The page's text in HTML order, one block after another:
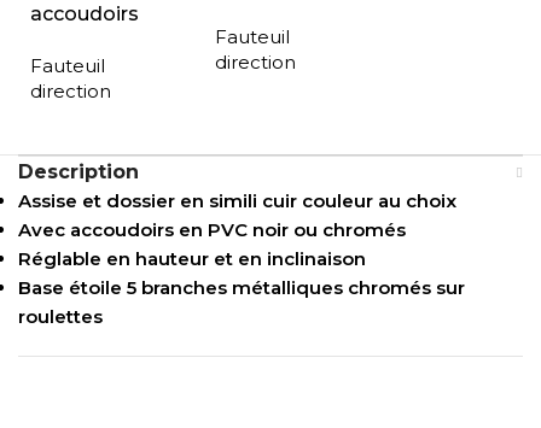
accoudoirs
Fauteuil
direction
Fauteuil
direction
Description
Assise et dossier en simili cuir couleur au choix
Avec accoudoirs en PVC noir ou chromés
Réglable en hauteur et en inclinaison
Base étoile 5 branches métalliques chromés sur
roulettes